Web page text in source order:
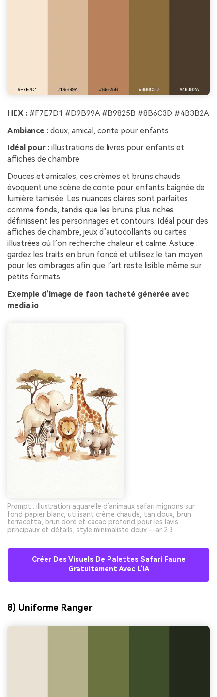
HEX : #F7E7D1 #D9B99A #B9825B #8B6C3D #4B3B2A
Ambiance : doux, amical, conte pour enfants
Idéal pour : illustrations de livres pour enfants et
affiches de chambre
Douces et amicales, ces crèmes et bruns chauds
évoquent une scène de conte pour enfants baignée de
lumière tamisée. Les nuances claires sont parfaites
comme fonds, tandis que les bruns plus riches
définissent les personnages et contours. Idéal pour des
affiches de chambre, jeux d’autocollants ou cartes
illustrées où l’on recherche chaleur et calme. Astuce :
gardez les traits en brun foncé et utilisez le tan moyen
pour les ombrages afin que l’art reste lisible même sur
petits formats.
Exemple d’image de faon tacheté générée avec
media.io
Prompt : illustration aquarelle d’animaux safari mignons sur
fond papier blanc, utilisant crème chaude, tan doux, brun
terracotta, brun doré et cacao profond pour les lavis
principaux et détails, style minimaliste doux --ar 2:3
Créer Des Visuels De Palettes Safari Faune
Gratuitement Avec L’IA
8) Uniforme Ranger